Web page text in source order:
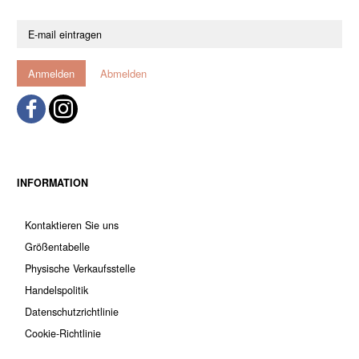
mail
Anmelden Abmelden
INFORMATION
Kontaktieren Sie uns
Größentabelle
Physische Verkaufsstelle
Handelspolitik
Datenschutzrichtlinie
Cookie-Richtlinie